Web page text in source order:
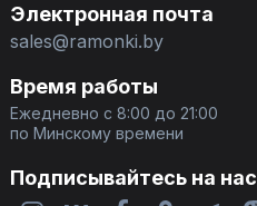
Электронная почта
sales@ramonki.by
Время работы
Ежедневно с 8:00 до 21:00
по Минскому времени
Подписывайтесь на нас